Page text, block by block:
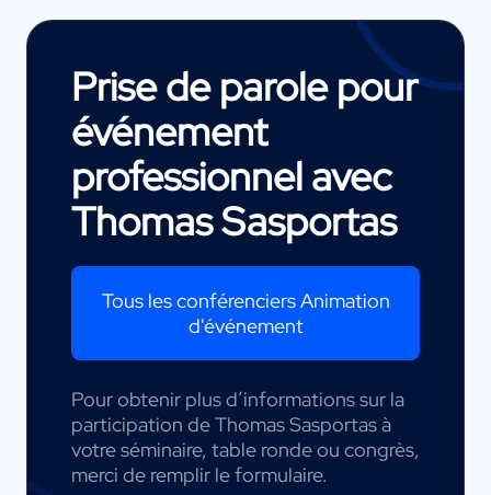
Prise de parole pour
événement
professionnel avec
Thomas Sasportas
Tous les conférenciers Animation
d'événement
Pour obtenir plus d’informations sur la
participation de Thomas Sasportas à
votre séminaire, table ronde ou congrès,
merci de remplir le formulaire.